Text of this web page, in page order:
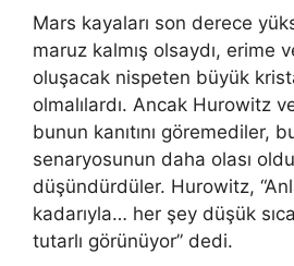
Mars kayaları son derece
maruz kalmış olsaydı, erime
oluşacak nispeten büyük
olmalılardı. Ancak Hurowitz
bunun kanıtını göremediler,
senaryosunun daha olası
düşündürdüler. Hurowitz,
kadarıyla… her şey düşük
tutarlı görünüyor” dedi.